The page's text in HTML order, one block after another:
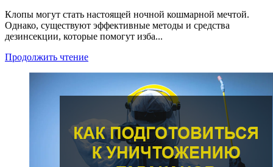
Клопы могут стать настоящей ночной кошмарной мечтой.
Однако, существуют эффективные методы и средства
дезинсекции, которые помогут изба...
Продолжить чтение